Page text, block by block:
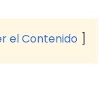
el Contenido